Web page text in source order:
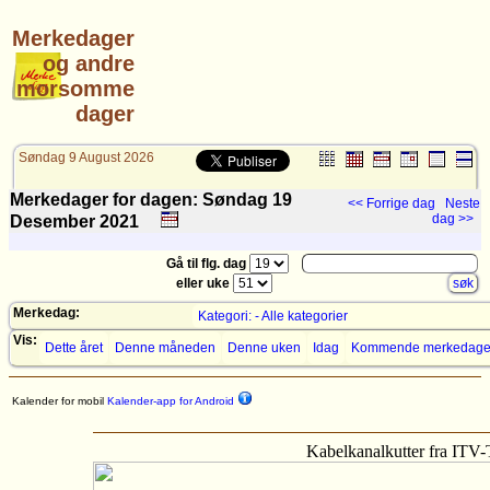
Merkedager
og andre
morsomme
dager
Søndag 9 August 2026
Merkedager for dagen: Søndag 19
Desember 2021
<< Forrige dag
Neste
dag >>
Gå til flg. dag
eller uke
Merkedag:
Kategori: - Alle kategorier
Vis:
Dette året Denne måneden Denne uken Idag Kommende
Kalender for mobil Kalender-app for Android
Kabelkanalkutter fra ITV-